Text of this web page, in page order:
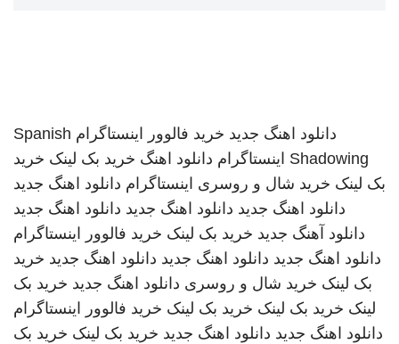
دانلود اهنگ جدید خرید فالوور اینستاگرام Spanish
Shadowing اینستاگرام دانلود اهنگ خرید بک لینک خرید
بک لینک خرید شال و روسری اینستاگرام دانلود اهنگ جدید
دانلود اهنگ جدید دانلود اهنگ جدید دانلود اهنگ جدید
دانلود آهنگ جدید خرید بک لینک خرید فالوور اینستاگرام
دانلود اهنگ جدید دانلود اهنگ جدید دانلود اهنگ جدید خرید
بک لینک خرید شال و روسری دانلود اهنگ جدید خرید بک
لینک خرید بک لینک خرید بک لینک خرید فالوور اینستاگرام
دانلود اهنگ جدید دانلود اهنگ جدید خرید بک لینک خرید بک